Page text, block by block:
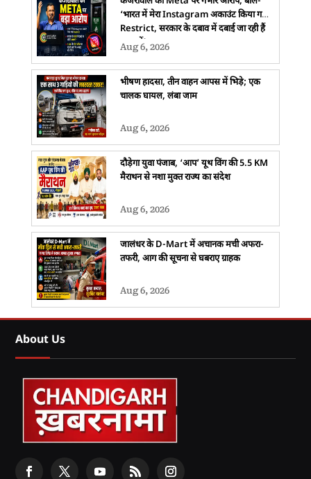
‘भारत में मेरा Instagram अकाउंट किया गया
Restrict, सरकार के दबाव में दबाई जा रही हैं
आवाजें’
Aug 6, 2026
भीषण हादसा, तीन वाहन आपस में भिड़े; एक
चालक घायल, लंबा जाम
Aug 6, 2026
दौड़ेगा युवा पंजाब, ‘आप’ यूथ विंग की 5.5 KM
मैराथन से नशा मुक्त राज्य का संदेश
Aug 6, 2026
जालंधर के D-Mart में अचानक मची अफरा-
तफरी, आग की सूचना से घबराए ग्राहक
Aug 6, 2026
About Us